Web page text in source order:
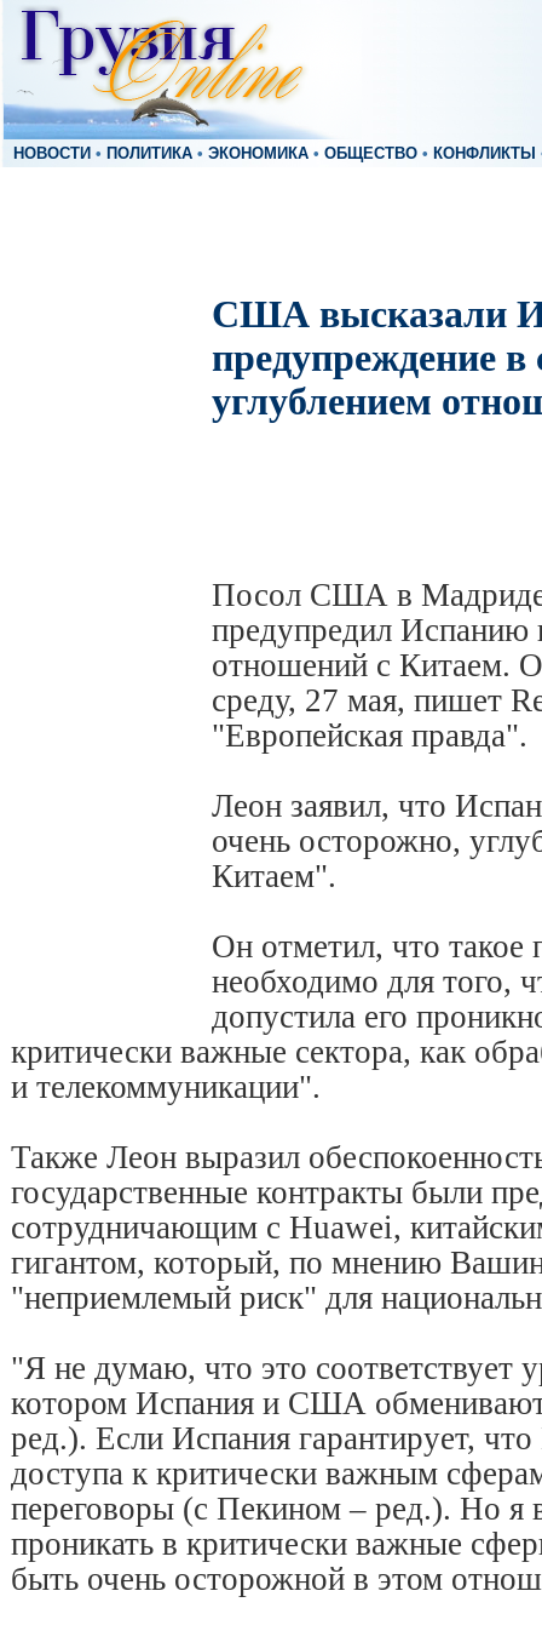
НОВОСТИ • ПОЛИТИКА • ЭКОНОМИКА • ОБЩЕСТВО • КОНФЛИКТЫ
США высказали
предупреждение в
углублением
Посол США в
предупредил Испанию
отношений с Китаем.
среду, 27 мая, пишет
"Европейская правда".
Леон заявил, что
очень осторожно,
Китаем".
Он отметил, что такое
необходимо для того,
допустила его
критически важные сектора, как
и телекоммуникации".
Также Леон выразил
государственные контракты были
сотрудничающим с Huawei,
гигантом, который, по мнению
"неприемлемый риск" для
"Я не думаю, что это соответствует
котором Испания и США
ред.). Если Испания гарантирует,
доступа к критически важным
переговоры (с Пекином – ред.). Но я
проникать в критически важные
быть очень осторожной в этом